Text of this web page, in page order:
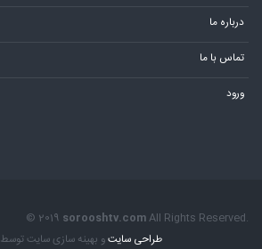
درباره ما
تماس با ما
ورود
© 2019 sorooshtv.comAll Rights Reserved.
طراحی سایتو بهینه سازی سایت توسط